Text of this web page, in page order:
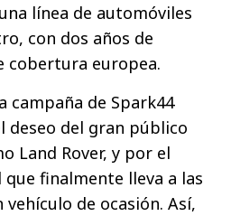
línea de automóviles
con dos años de
cobertura europea.
campaña de Spark44
deseo del gran público
Land Rover, y por el
finalmente lleva a las
de ocasión. Así,